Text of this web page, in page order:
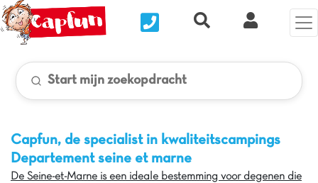
Nous contacterRecherche rapide
Mijn Clix
Start mijn zoekopdracht
Capfun, de specialist in kwaliteitscampings
Departement seine et marne
De Seine-et-Marne is een ideale bestemming voor degenen die